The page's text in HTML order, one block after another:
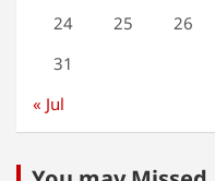
24 25 26
31
« Jul